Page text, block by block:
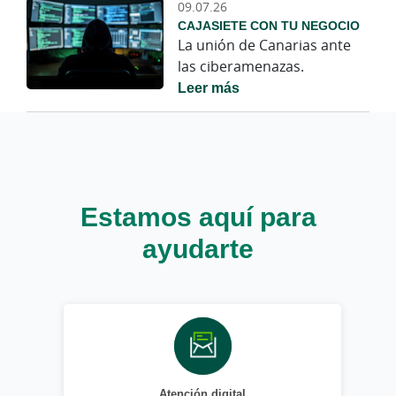
09.07.26
CAJASIETE CON TU NEGOCIO
La unión de Canarias ante
las ciberamenazas.
Leer más
Estamos aquí para
ayudarte